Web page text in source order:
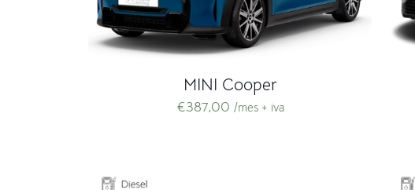
MINI Cooper
€387,00 /mes + iva